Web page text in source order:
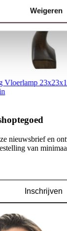
Vloerlamp
nieuwsbrief en
van
Inschrijven